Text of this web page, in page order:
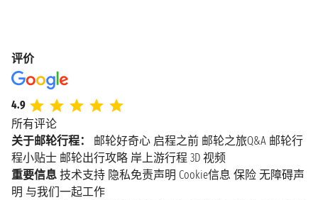
评价
4.9
所有评论
关于邮轮行程：
邮轮好奇心 启程之前 邮轮之旅Q&A 邮轮行
程小贴士 邮轮出行攻略 岸上游行程 3D 视频
重要信息 技术支持 隐私免责声明 Cookie信息 保险 无障碍声
明 与我们一起工作